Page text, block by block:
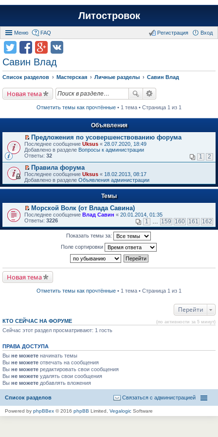
Литостровок
Меню FAQ Вход
Регистрация
Савин Влад
Список разделов Мастерская Личные разделы Савин Влад
Новая тема
Отметить темы как прочтённые • 1 тема • Страница 1 из 1
Объявления
П
е
р
й
т
и
к
п
в
о
м
у
н
т
а
н
о
о
б
н
ю
Предложения по усовершенствованию форума
Последнее сообщение Uksus « 28.07.2020, 18:49
Добавлено в разделе Вопросы к администрации
Ответы: 32 1 2
П
е
р
е
т
и
к
п
р
п
р
о
н
о
м
о
о
щ
е
н
и
ю
Правила форума
Последнее сообщение Uksus « 18.02.2013, 08:17
Добавлено в разделе Объявления администрации
Темы
П
е
е
р
в
о
р
о
ч
а
н
н
о
м
у
с
о
б
щ
е
н
Морской Волк (от Влада Савина)
Последнее сообщение Влад Савин « 20.01.2014, 01:35
Ответы: 3226 1 … 159 160 161 162
Показать темы за:
Поле сортировки
Новая тема
Отметить темы как прочтённые • 1 тема • Страница 1 из 1
Перейти
КТО СЕЙЧАС НА ФОРУМЕ (по активности за 5 минут)
Сейчас этот раздел просматривают: 1 гость
ПРАВА ДОСТУПА
Вы не можете начинать темы
Вы не можете отвечать на сообщения
Вы не можете редактировать свои сообщения
Вы не можете удалять свои сообщения
Вы не можете добавлять вложения
Список разделов Связаться с администрацией
Powered by phpBBex © 2016 phpBB Limited, Vegalogic Software